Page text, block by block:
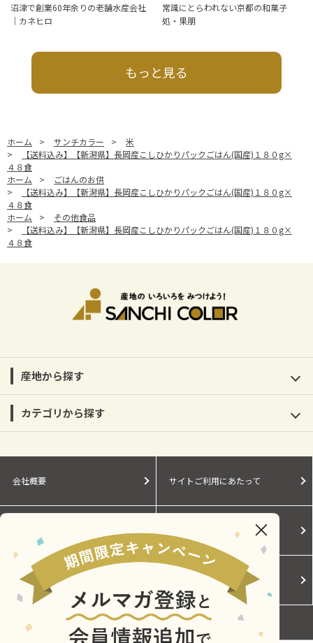
沼津で創業60年余りの老舗水産会社
｜カネヒロ
常識にとらわれない京都の和菓子
処・果朋
もっと見る
ホーム > サンチカラー >
米
>
【送料込み】【新潟県】長岡産こしひかりパックごはん(国産)１８０g×
４８食
ホーム
>
ごはんのお供
>
【送料込み】【新潟県】長岡産こしひかりパックごはん(国産)１８０g×
４８食
ホーム
>
その他食品
>
【送料込み】【新潟県】長岡産こしひかりパックごはん(国産)１８０g×
４８食
産地から探す
カテゴリから探す
会社概要 サイトご利用にあたって
Cookieポリシー ご利用規約
お問い合わせ